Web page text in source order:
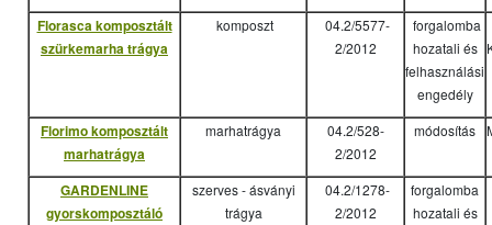
Florasca komposztált
szürkemarha trágya
komposzt
04.2/5577-
2/2012
forgalomba
hozatali és
felhasználási
engedély
Florimo komposztált
marhatrágya
marhatrágya
04.2/528-
2/2012
módosítás
GARDENLINE
gyorskomposztáló
szerves - ásványi
trágya
04.2/1278-
2/2012
forgalomba
hozatali és